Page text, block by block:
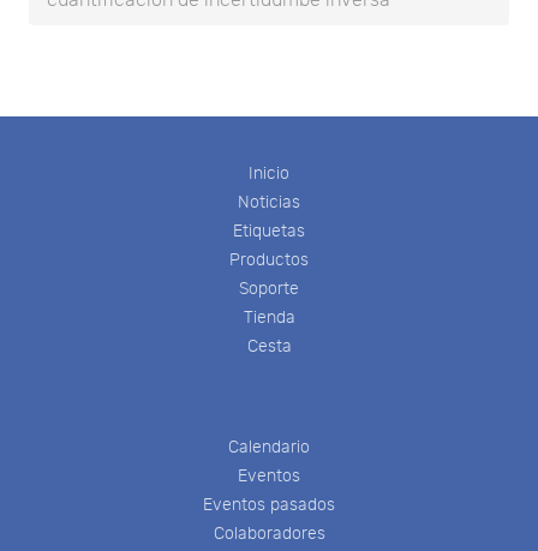
Inicio
Noticias
Etiquetas
Productos
Soporte
Tienda
Cesta
Calendario
Eventos
Eventos pasados
Colaboradores